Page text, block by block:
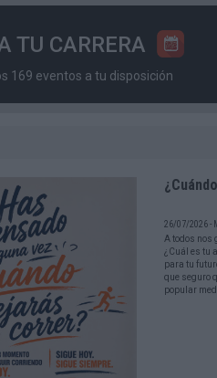
TU CARRERA
169 eventos a tu disposición
26/07/2026 -
A todos nos
¿Cuál es tu
para tu
que seguro
popular